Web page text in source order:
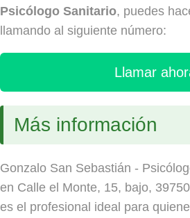
Psicólogo Sanitario, puedes
llamando al siguiente número:
Llamar
Más información
Gonzalo San Sebastián -
en Calle el Monte, 15, bajo,
es el profesional ideal para